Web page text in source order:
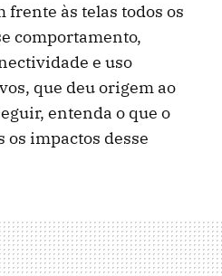
frente às telas todos os
comportamento,
e uso
que deu origem ao
entenda o que o
impactos desse